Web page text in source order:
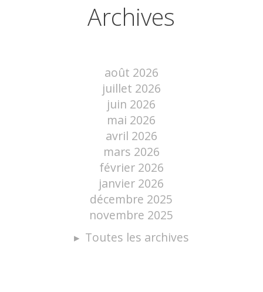
Archives
août 2026
juillet 2026
juin 2026
mai 2026
avril 2026
mars 2026
février 2026
janvier 2026
décembre 2025
novembre 2025
Toutes les archives